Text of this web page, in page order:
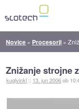
Novice » Procesorji »
Znižanje strojne
kuglvinkl :: 13. jun 2006ob